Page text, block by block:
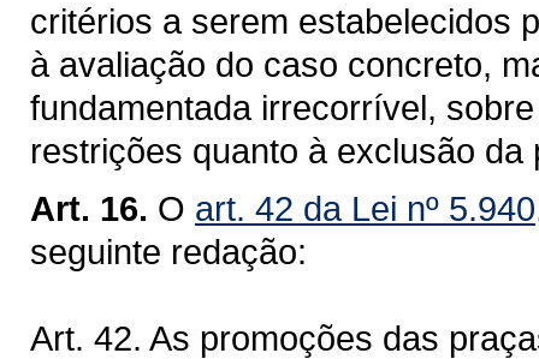
critérios a serem estabelecidos
à avaliação do caso concreto,
fundamentada irrecorrível,
restrições quanto à exclusão
Art. 16. O art. 42 da Lei nº
seguinte redação:
Art. 42. As promoções das